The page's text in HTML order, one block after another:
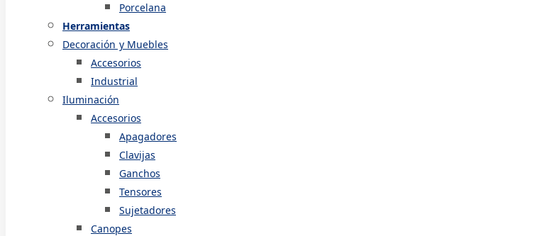
Porcelana
Herramientas
Decoración y Muebles
Accesorios
Industrial
Iluminación
Accesorios
Apagadores
Clavijas
Ganchos
Tensores
Sujetadores
Canopes